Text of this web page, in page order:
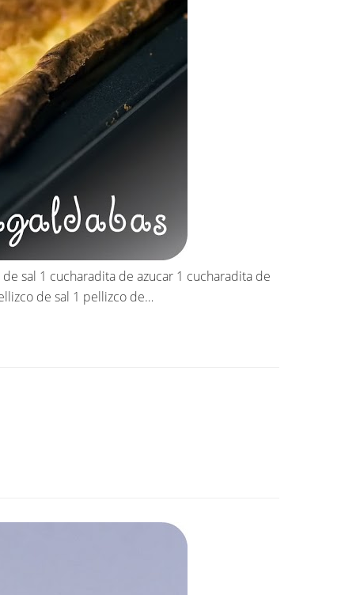
sal 1 cucharadita de azucar 1 cucharadita de
de sal 1 pellizco de…